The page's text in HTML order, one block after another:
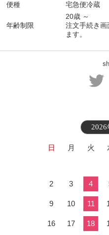
便種 宅急便冷蔵
年齢制限
20歳 ～
注文手続き画
ます。
2026
日 月 火
2 3 4
9 10 11
16 17 18